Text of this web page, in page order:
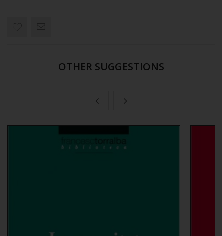
OTHER SUGGESTIONS